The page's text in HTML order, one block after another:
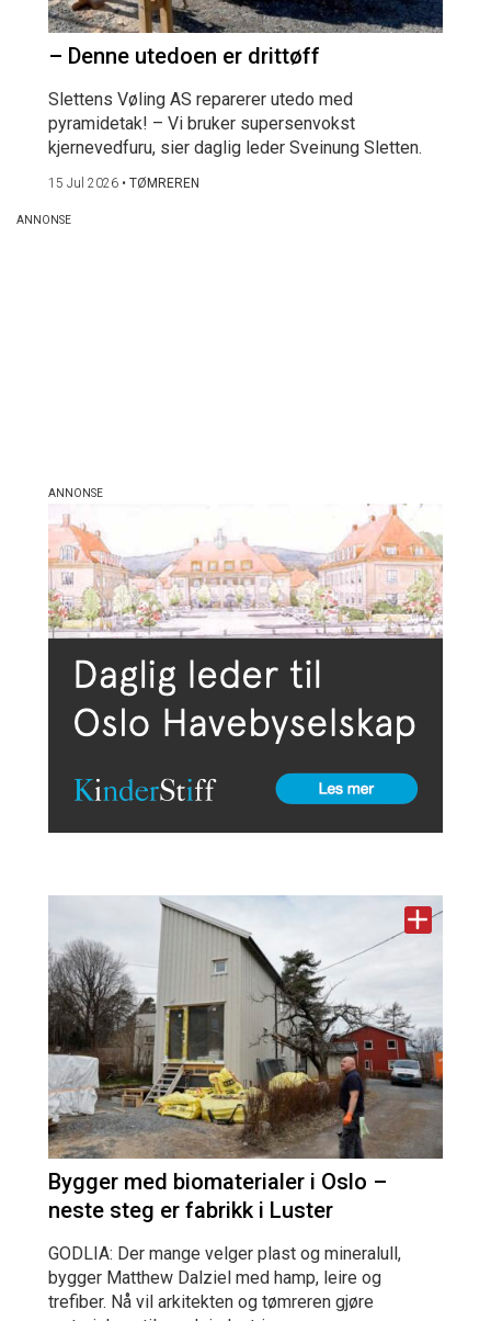
– Denne utedoen er drittøff
Slettens Vøling AS reparerer utedo med
pyramidetak! – Vi bruker supersenvokst
kjernevedfuru, sier daglig leder Sveinung Sletten.
15 Jul 2026 • TØMREREN
Bygger med biomaterialer i Oslo –
neste steg er fabrikk i Luster
GODLIA: Der mange velger plast og mineralull,
bygger Matthew Dalziel med hamp, leire og
trefiber. Nå vil arkitekten og tømreren gjøre